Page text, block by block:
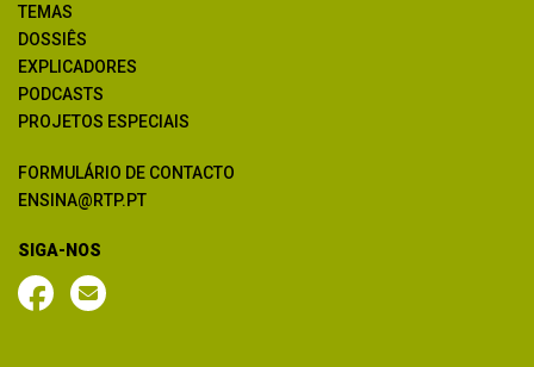
TEMAS
DOSSIÊS
EXPLICADORES
PODCASTS
PROJETOS ESPECIAIS
FORMULÁRIO DE CONTACTO
ENSINA@RTP.PT
SIGA-NOS